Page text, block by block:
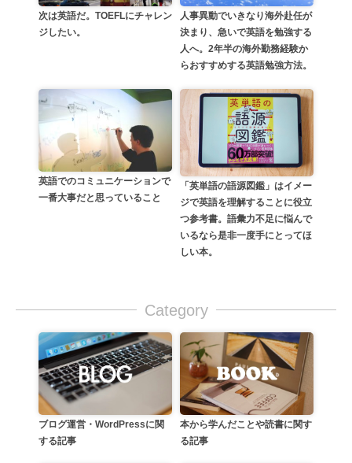
次は英語だ。TOEFLにチャレン
ジしたい。
人事異動でいきなり海外赴任が
決まり、急いで英語を勉強する
人へ。2年半の海外勤務経験か
らおすすめする英語勉強方法。
英語でのコミュニケーションで
一番大事だと思っていること
「英単語の語源図鑑」はイメー
ジで英語を理解することに役立
つ参考書。語彙力不足に悩んで
いるなら是非一度手にとってほ
しい本。
Category
ブログ運営・WordPressに関
する記事
本から学んだことや読書に関す
る記事